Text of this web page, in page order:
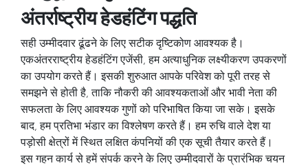
अंतर्राष्ट्रीय हेडहंटिंग पद्धति
सही उम्मीदवार ढूंढने के लिए सटीक दृष्टिकोण आवश्यक है।
एकअंतरराष्ट्रीय हेडहंटिंग एजेंसी, हम अत्याधुनिक लक्ष्यीकरण उपकरणों
का उपयोग करते हैं। इसकी शुरुआत आपके परिवेश को पूरी तरह से
समझने से होती है, ताकि नौकरी की आवश्यकताओं और भावी नेता की
सफलता के लिए आवश्यक गुणों को परिभाषित किया जा सके। इसके
बाद, हम प्रतिभा भंडार का विश्लेषण करते हैं। हम रुचि वाले देश या
पड़ोसी क्षेत्रों में स्थित लक्षित कंपनियों की एक सूची तैयार करते हैं।
इस गहन कार्य से हमें संपर्क करने के लिए उम्मीदवारों के प्रारंभिक चयन